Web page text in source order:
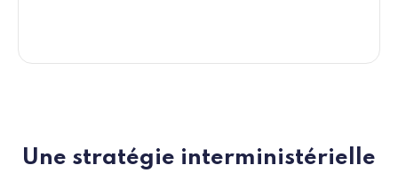
Une stratégie interministérielle